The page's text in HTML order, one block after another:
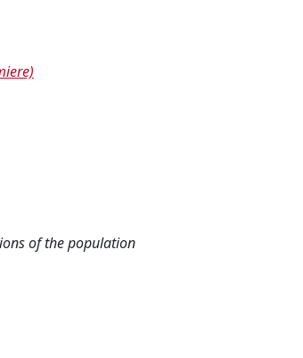
of the population